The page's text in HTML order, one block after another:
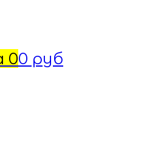
00 руб